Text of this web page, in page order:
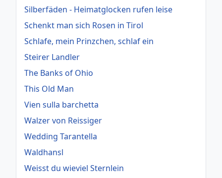
Silberfäden - Heimatglocken rufen leise
Schenkt man sich Rosen in Tirol
Schlafe, mein Prinzchen, schlaf ein
Steirer Landler
The Banks of Ohio
This Old Man
Vien sulla barchetta
Walzer von Reissiger
Wedding Tarantella
Waldhansl
Weisst du wieviel Sternlein